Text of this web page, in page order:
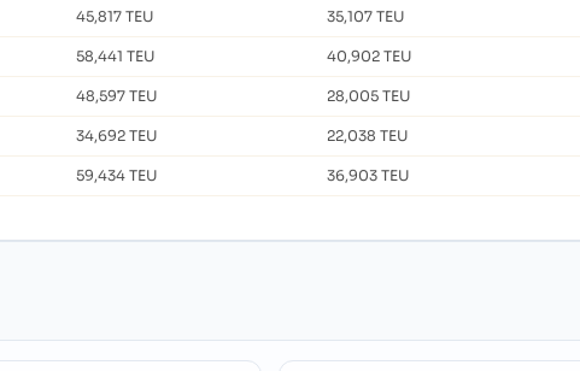
45,817 TEU 35,107 TEU
58,441 TEU 40,902 TEU
48,597 TEU 28,005 TEU
34,692 TEU 22,038 TEU
59,434 TEU 36,903 TEU